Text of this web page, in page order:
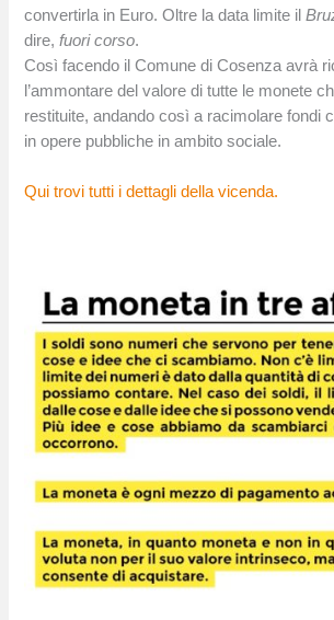
convertirla in Euro. Oltre la data limite il
dire,fuori corso.
Così facendo il Comune di Cosenza avrà
l’ammontare del valore di tutte le monete
restituite, andando così a racimolare fondi
in opere pubbliche in ambito sociale.
Qui trovi tutti i dettagli della vicenda.